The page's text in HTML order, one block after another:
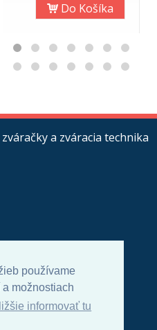
používame
možnostiach
informovať tu
Do Košíka
a zváracia technika